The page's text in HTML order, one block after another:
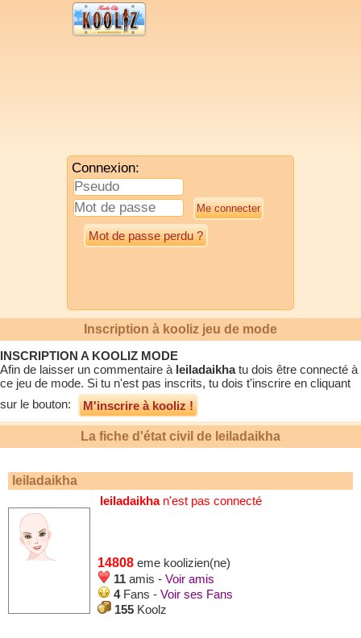
Connexion:
Mot de passe perdu ?
Inscription à kooliz jeu de mode
INSCRIPTION A KOOLIZ MODE
Afin de laisser un commentaire à leiladaikhatu dois être connecté à
ce jeu de mode. Si tu n'est pas inscrits, tu dois t'inscrire en cliquant
sur le bouton:
M'inscrire à kooliz !
La fiche d'état civil de leiladaikha
leiladaikha
leiladaikhan'est pas connecté
14808 eme koolizien(ne)
11 amis - Voir amis
4Fans - Voir ses Fans
155 Koolz